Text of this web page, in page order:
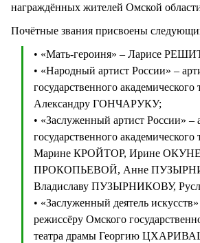
награждённых жителей Омской
Почётные звания присвоены
• «Мать-героиня» – Ларисе
• «Народный артист России» –
государственного академического
Александру ГОНЧАРУКУ;
• «Заслуженный артист России» –
государственного академического
Марине КРОЙТОР, Ирине
ПРОКОПЬЕВОЙ, Анне
Владиславу ПУЗЫРНИКОВУ,
• «Заслуженный деятель
режиссёру Омского
театра драмы Георгию